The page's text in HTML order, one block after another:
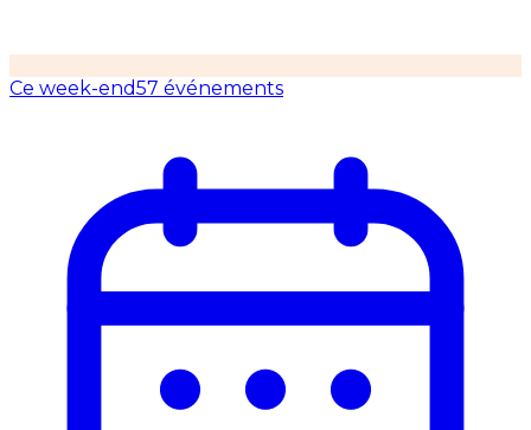
Ce week-end57 événements